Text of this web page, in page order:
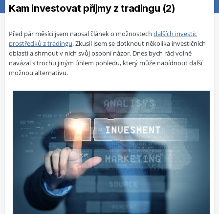
Kam investovat příjmy z tradingu (2)
Před pár měsíci jsem napsal článek o možnostech dalších investic
prostředků z tradingu. Zkusil jsem se dotknout několika investičních
oblastí a shrnout v nich svůj osobní názor. Dnes bych rád volně
navázal s trochu jiným úhlem pohledu, který může nabídnout další
možnou alternativu.